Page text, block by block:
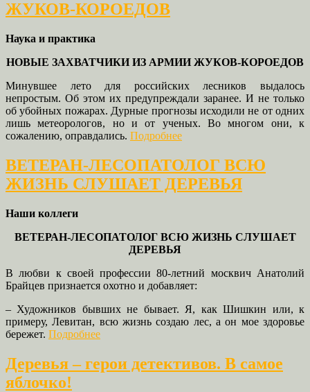
ЖУКОВ-КОРОЕДОВ
Наука и практика
НОВЫЕ ЗАХВАТЧИКИ ИЗ АРМИИ ЖУКОВ-КОРОЕДОВ
Минувшее лето для российских лесников выдалось
непростым. Об этом их предупреждали заранее. И не только
об убойных пожарах. Дурные прогнозы исходили не от одних
лишь метеорологов, но и от ученых. Во многом они, к
сожалению, оправдались. Подробнее
ВЕТЕРАН-ЛЕСОПАТОЛОГ ВСЮ
ЖИЗНЬ СЛУШАЕТ ДЕРЕВЬЯ
Наши коллеги
ВЕТЕРАН-ЛЕСОПАТОЛОГ ВСЮ ЖИЗНЬ СЛУШАЕТ
ДЕРЕВЬЯ
В любви к своей профессии 80-летний москвич Анатолий
Брайцев признается охотно и добавляет:
– Художников бывших не бывает. Я, как Шишкин или, к
примеру, Левитан, всю жизнь создаю лес, а он мое здоровье
бережет. Подробнее
Деревья – герои детективов. В самое
яблочко!